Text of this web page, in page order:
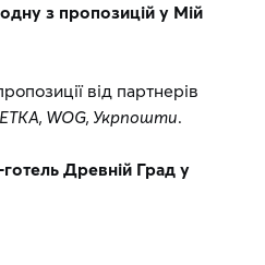
з пропозицій у Мій
від партнерів
WOG, Укрпошти.
Древній Град у